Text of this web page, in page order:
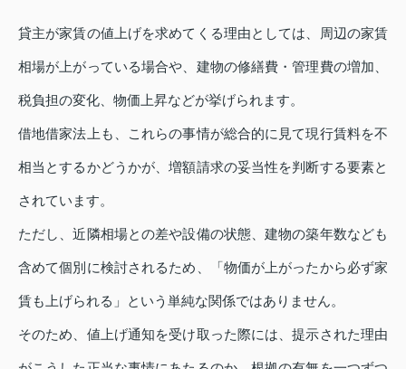
貸主が家賃の値上げを求めてくる理由としては、周辺の家賃
相場が上がっている場合や、建物の修繕費・管理費の増加、
税負担の変化、物価上昇などが挙げられます。
借地借家法上も、これらの事情が総合的に見て現行賃料を不
相当とするかどうかが、増額請求の妥当性を判断する要素と
されています。
ただし、近隣相場との差や設備の状態、建物の築年数なども
含めて個別に検討されるため、「物価が上がったから必ず家
賃も上げられる」という単純な関係ではありません。
そのため、値上げ通知を受け取った際には、提示された理由